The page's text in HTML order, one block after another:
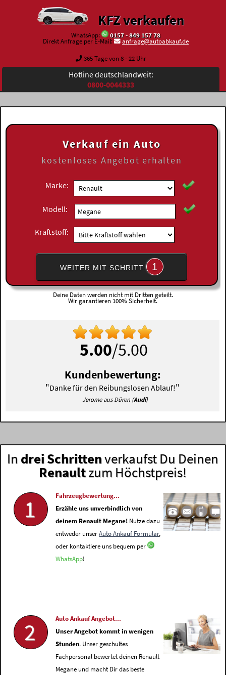
KFZ verkaufen
WhatsApp:
0157 - 849 157 78
Direkt Anfrage per E-Mail:
anfrage@autoabkauf.de
365 Tage von 8 - 22 Uhr
Hotline deutschlandweit:
0800-0044333
Verkauf ein Auto
kostenloses Angebot erhalten
Marke:
Modell:
Kraftstoff:
WEITER MIT SCHRITT 1
Deine Daten werden nicht mit Dritten geteilt.
Wir garantieren 100% Sicherheit.
5.00/5.00
Kundenbewertung:
"Danke für den Reibungslosen Ablauf!"
Jerome aus Düren (Audi)
In drei Schrittenverkaufst Du Deinen
Renaultzum Höchstpreis!
1
Fahrzeugbewertung...
Erzähle uns unverbindlich von
deinem Renault Megane! Nutze dazu
entweder unserAuto Ankauf Formular,
oder kontaktiere uns bequem per
WhatsApp!
2
Auto Ankauf Angebot...
Unser Angebot kommt in wenigen
Stunden. Unser geschultes
Fachpersonal bewertet deinen Renault
Megane und macht Dir das beste